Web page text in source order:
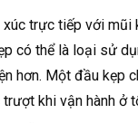
trực tiếp với
có thể là loại sử
hơn. Một đầu
khi vận hành ở